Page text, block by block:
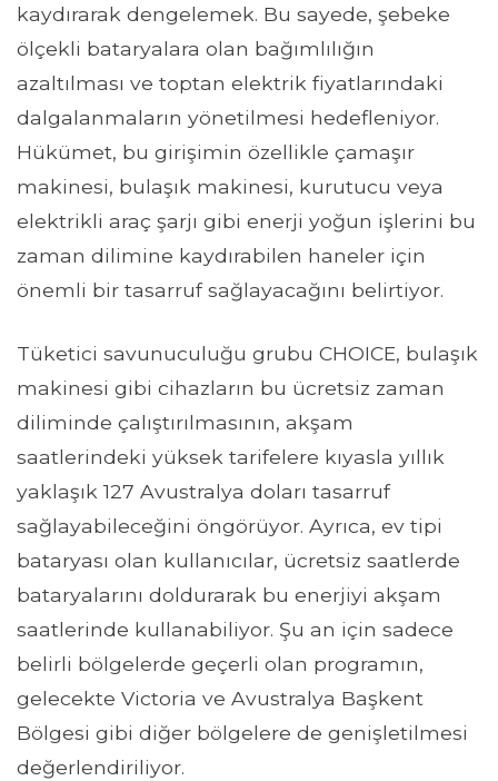
kaydırarak dengelemek. Bu sayede, şebeke
ölçekli bataryalara olan bağımlılığın
azaltılması ve toptan elektrik fiyatlarındaki
dalgalanmaların yönetilmesi hedefleniyor.
Hükümet, bu girişimin özellikle çamaşır
makinesi, bulaşık makinesi, kurutucu veya
elektrikli araç şarjı gibi enerji yoğun işlerini bu
zaman dilimine kaydırabilen haneler için
önemli bir tasarruf sağlayacağını belirtiyor.
Tüketici savunuculuğu grubu CHOICE, bulaşık
makinesi gibi cihazların bu ücretsiz zaman
diliminde çalıştırılmasının, akşam
saatlerindeki yüksek tarifelere kıyasla yıllık
yaklaşık 127 Avustralya doları tasarruf
sağlayabileceğini öngörüyor. Ayrıca, ev tipi
bataryası olan kullanıcılar, ücretsiz saatlerde
bataryalarını doldurarak bu enerjiyi akşam
saatlerinde kullanabiliyor. Şu an için sadece
belirli bölgelerde geçerli olan programın,
gelecekte Victoria ve Avustralya Başkent
Bölgesi gibi diğer bölgelere de genişletilmesi
değerlendiriliyor.